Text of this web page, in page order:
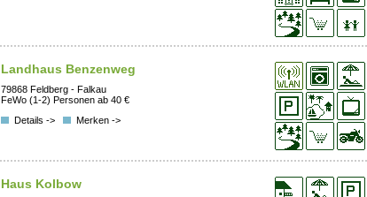
Landhaus Benzenweg
79868 Feldberg - Falkau
FeWo (1-2) Personen ab 40 €
Details ->
Merken ->
Haus Kolbow